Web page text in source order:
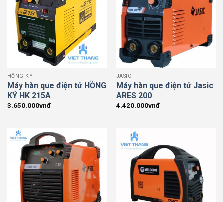
HỒNG KÝ
Máy hàn que điện tử HỒNG
KÝ HK 215A
3.650.000vnđ
JASIC
Máy hàn que điện tử Jasic
ARES 200
4.420.000vnđ